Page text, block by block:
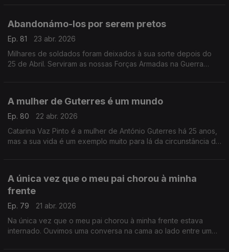
Abandonámo-los por serem pretos
Ep. 81
23 abr. 2026
Milhares de soldados foram deixados à sua sorte depois do
25 de Abril. Serviram as nossas Forças Armadas na Guerra
A mulher de Guterres é um mundo
Ep. 80
22 abr. 2026
Catarina Vaz Pinto é a mulher de António Guterres há 25 anos,
mas a sua vida é um exemplo muito para lá da circunstância de
A única vez que o meu pai chorou à minha
frente
Ep. 79
21 abr. 2026
Na única vez que o meu pai chorou à minha frente estava
internado. Ouvimos uma conversa na cama ao lado entre um